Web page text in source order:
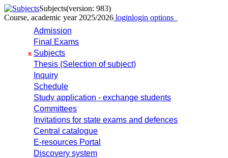
Subjects(version: 983)
Course, academic year 2025/2026 loginlogin options
Admission
Final Exams
x Subjects
Thesis (Selection of subject)
Inquiry
Schedule
Study application - exchange students
Committees
Invitations for state exams and defences
Central catalogue
E-resources Portal
Discovery system